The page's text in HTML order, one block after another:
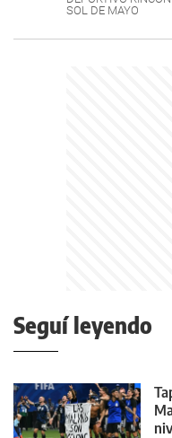
SOL DE MAYO
Seguí leyendo